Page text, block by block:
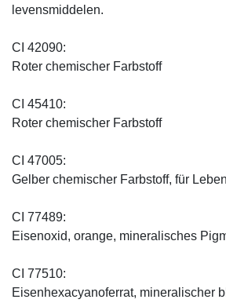
levensmiddelen.
CI 42090:
Roter chemischer Farbstoff
CI 45410:
Roter chemischer Farbstoff
CI 47005:
Gelber chemischer Farbstoff, für
CI 77489:
Eisenoxid, orange, mineralisches
CI 77510:
Eisenhexacyanoferrat, mineralischer